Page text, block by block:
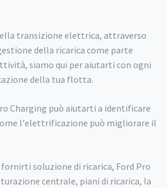
transizione elettrica, attraverso
della ricarica come parte
siamo qui per aiutarti con ogni
della tua flotta.
Charging può aiutarti a identificare
l'elettrificazione può migliorare il
soluzione di ricarica, Ford Pro
centrale, piani di ricarica, la